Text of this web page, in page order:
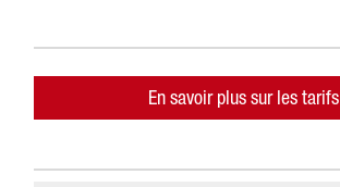
En savoir plus sur les tarifs